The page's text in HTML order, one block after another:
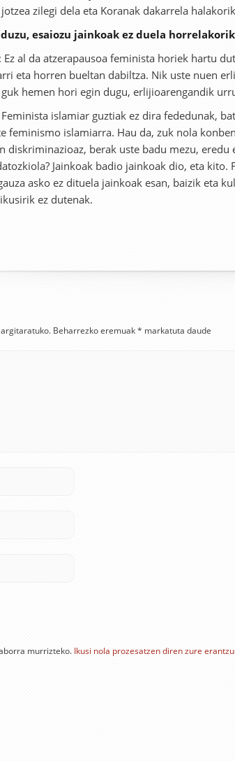
zilegi dela eta Koranak dakarrela
esaiozu jainkoak ez duela
Ez al da atzerapausoa feminista horiek hartu
eta horren bueltan dabiltza. Nik uste nuen
hemen hori egin dugu, erlijioarengandik
islamiar guztiak ez dira fededunak,
feminismo islamiarra. Hau da, zuk nola
diskriminazioaz, berak uste badu mezu, eredu
Jainkoak badio jainkoak dio, eta kito.
asko ez dituela jainkoak esan, baizik eta
ez dutenak.
Beharrezko eremuak* markatuta daude
murrizteko. Ikusi nola prozesatzen diren zure